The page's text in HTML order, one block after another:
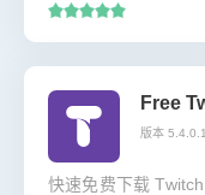
Free
版本
快速免费下载